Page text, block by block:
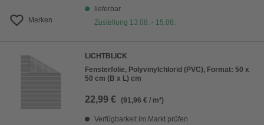
Merken
lieferbar
Zustellung 13.08. - 15.08.
LICHTBLICK
Fensterfolie, Polyvinylchlorid (PVC), Format: 50 x
50 cm (B x L) cm
22,99 € (91,96 € / m²)
Verfügbarkeit im Markt prüfen